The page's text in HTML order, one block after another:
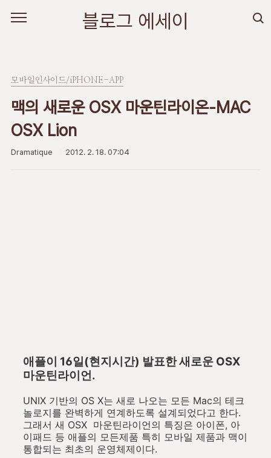
블로그 에세이
모바일인사이드/iPHONE-APP
맥의 새로운 OSX 마운틴라이온-MAC
OSX Lion
Dramatique 2012. 2. 18. 07:04
애플이 16일(현지시간) 발표한 새로운 OSX
마운틴라이언.
UNIX 기반의 OS X는 새로 나오는 모든 Mac의 테크
놀로지를 완벽하게 연계하도록 설계되었다고 한다.
그래서 새 OSX 마운틴라이언의 특징은 아이폰, 아
이패드 등 애플의 모든제품 특히 모바일 제품과 맥이
통합되는 최초의 운영체제이다.